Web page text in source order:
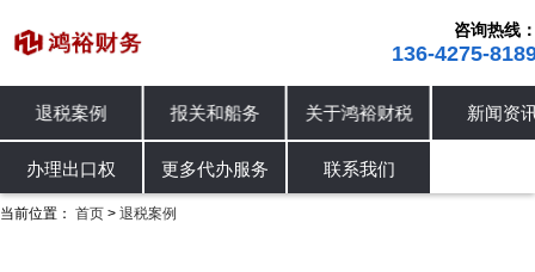
咨询热线
136-4275-
退税案例
办理出口权
报关和船务
更多代办服务
关于鸿裕财税
联系我们
新闻资
进出口退税 退税案例 办理出口权
当前位置： 首页 > 退税案例